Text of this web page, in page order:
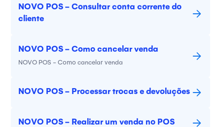
NOVO POS - Consultar conta corrente do
cliente
NOVO POS - Como cancelar venda
NOVO POS - Como cancelar venda
NOVO POS - Processar trocas e devoluções
NOVO POS - Realizar um venda no POS